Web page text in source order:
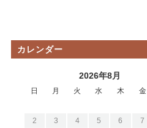
カレンダー
2026年8月
日 月 火 水 木 金
2
3 4 5 6 7